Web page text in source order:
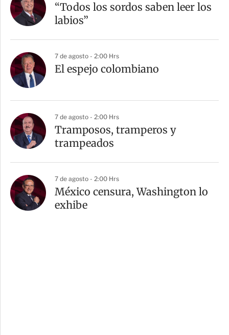
“Todos los sordos saben leer los
labios”
7 de agosto - 2:00 Hrs
El espejo colombiano
7 de agosto - 2:00 Hrs
Tramposos, tramperos y
trampeados
7 de agosto - 2:00 Hrs
México censura, Washington lo
exhibe